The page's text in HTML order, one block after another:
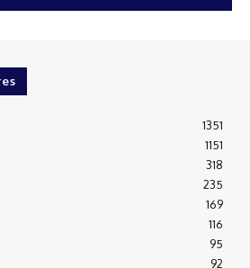
1351
1151
318
235
169
116
95
92